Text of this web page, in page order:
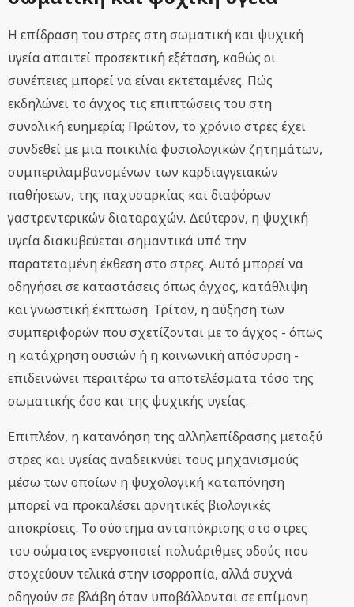
Η επίδραση του στρες στη σωματική και ψυχική
υγεία απαιτεί προσεκτική εξέταση, καθώς οι
συνέπειες μπορεί να είναι εκτεταμένες. Πώς
εκδηλώνει το άγχος τις επιπτώσεις του στη
συνολική ευημερία; Πρώτον, το χρόνιο στρες έχει
συνδεθεί με μια ποικιλία φυσιολογικών ζητημάτων,
συμπεριλαμβανομένων των καρδιαγγειακών
παθήσεων, της παχυσαρκίας και διαφόρων
γαστρεντερικών διαταραχών. Δεύτερον, η ψυχική
υγεία διακυβεύεται σημαντικά υπό την
παρατεταμένη έκθεση στο στρες. Αυτό μπορεί να
οδηγήσει σε καταστάσεις όπως άγχος, κατάθλιψη
και γνωστική έκπτωση. Τρίτον, η αύξηση των
συμπεριφορών που σχετίζονται με το άγχος - όπως
η κατάχρηση ουσιών ή η κοινωνική απόσυρση -
επιδεινώνει περαιτέρω τα αποτελέσματα τόσο της
σωματικής όσο και της ψυχικής υγείας.
Επιπλέον, η κατανόηση της αλληλεπίδρασης μεταξύ
στρες και υγείας αναδεικνύει τους μηχανισμούς
μέσω των οποίων η ψυχολογική καταπόνηση
μπορεί να προκαλέσει αρνητικές βιολογικές
αποκρίσεις. Το σύστημα ανταπόκρισης στο στρες
του σώματος ενεργοποιεί πολυάριθμες οδούς που
στοχεύουν τελικά στην ισορροπία, αλλά συχνά
οδηγούν σε βλάβη όταν υποβάλλονται σε επίμονη